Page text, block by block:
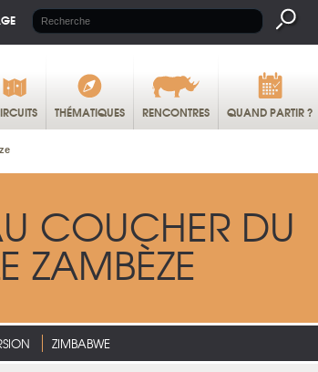
THÉMATIQUES RENCONTRES QUAND PARTIR ?
COUCHER DU
ZAMBÈZE
ZIMBABWE